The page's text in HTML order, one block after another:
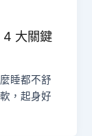
4 大關鍵
睡都不舒
，起身好